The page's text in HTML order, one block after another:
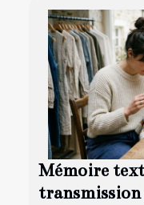
Mémoire
transmission